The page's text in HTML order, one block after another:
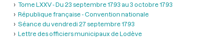
Tome LXXV - Du 23 septembre 1793 au 3 octobre 1793
République française - Convention nationale
Séance du vendredi 27 septembre 1793
Lettre des officiers municipaux de Lodève